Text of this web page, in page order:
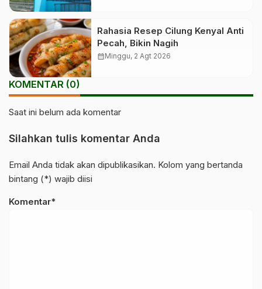
Rahasia Resep Cilung Kenyal Anti
Pecah, Bikin Nagih
calendar_monthMinggu, 2 Agt 2026
KOMENTAR (0)
Saat ini belum ada komentar
Silahkan tulis komentar Anda
Email Anda tidak akan dipublikasikan. Kolom yang bertanda
bintang (*) wajib diisi
Komentar*